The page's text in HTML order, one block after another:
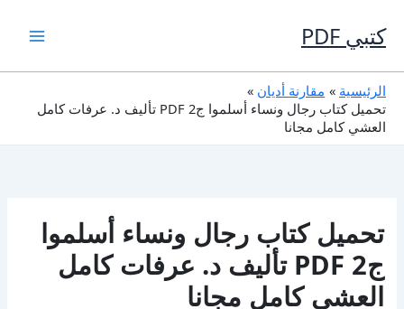
إلى
المحتوى
كتبي PDF
الرئيسية
مقارنة أديان
تحميل كتاب رجال ونساء أسلموا ج2 PDF تأليف د. عرفات كامل
العشي كامل مجانا
تحميل كتاب رجال ونساء أسلموا
ج2 PDF تأليف د. عرفات كامل
العشي كامل مجانا